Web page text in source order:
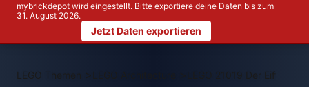
mybrickdepot wird eingestellt. Bitte exportiere deine Daten bis zum
31. August 2026.
Jetzt Daten exportieren
LEGO Themen > LEGO 21019 Der Eiffelturm